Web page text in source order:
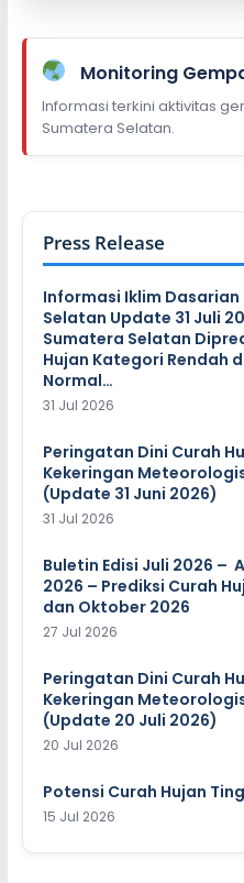
Monitoring
Informasi terkini aktivitas
Sumatera Selatan.
Press Release
Informasi Iklim
Selatan Update 31 Juli
Sumatera Selatan
Hujan Kategori Rendah
Normal…
31 Jul 2026
Peringatan Dini Curah
Kekeringan
(Update 31 Juni 2026)
31 Jul 2026
Buletin Edisi Juli 2026 –
2026 – Prediksi Curah
dan Oktober 2026
27 Jul 2026
Peringatan Dini Curah
Kekeringan
(Update 20 Juli 2026)
20 Jul 2026
Potensi Curah Hujan
15 Jul 2026